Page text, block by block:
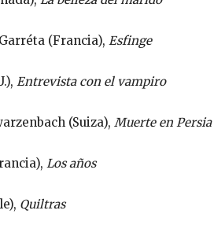
(Francia), Esfinge
Entrevista con el vampiro
(Suiza), Muerte en Persia
Los años
Quiltras